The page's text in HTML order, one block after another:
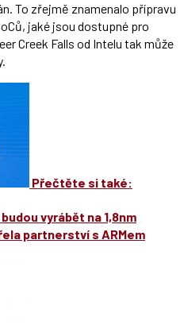
To zřejmě znamenalo přípravu
jaké jsou dostupné pro
Creek Falls od Intelu tak může
Přečtěte si také:
vyrábět na 1,8nm
partnerství s ARMem